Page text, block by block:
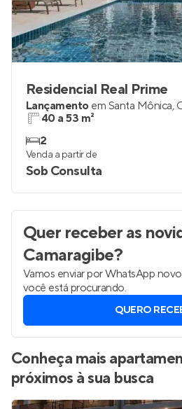
Residencial Real Prime
Lançamento em Santa Mônica,
40 a 53 m²
2
Venda a partir de
Sob Consulta
Quer receber as
Camaragibe?
Vamos enviar por WhatsApp
você está procurando.
QUERO
Conheça mais
próximos à sua busca